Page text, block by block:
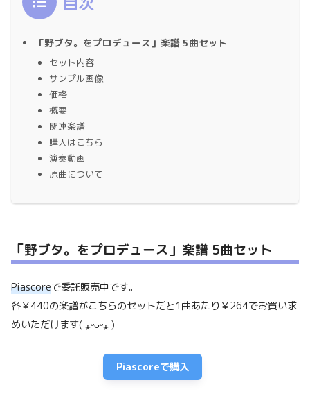
「野ブタ。をプロデュース」楽譜 5曲セット
セット内容
サンプル画像
価格
概要
関連楽譜
購入はこちら
演奏動画
原曲について
「野ブタ。をプロデュース」楽譜 5曲セット
Piascoreで委託販売中です。
各￥440の楽譜がこちらのセットだと1曲あたり￥264でお買い求
めいただけます( ⁎ᵕᴗᵕ⁎ )
Piascoreで購入